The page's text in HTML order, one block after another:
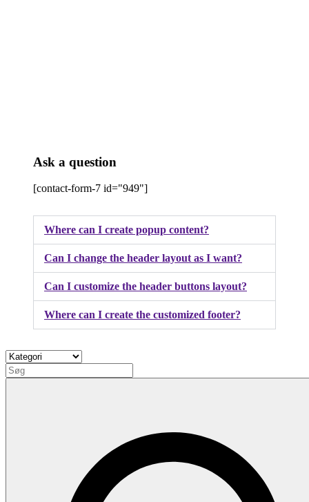
Ask a question
[contact-form-7 id="949"]
Where can I create popup content?
Can I change the header layout as I want?
Can I customize the header buttons layout?
Where can I create the customized footer?